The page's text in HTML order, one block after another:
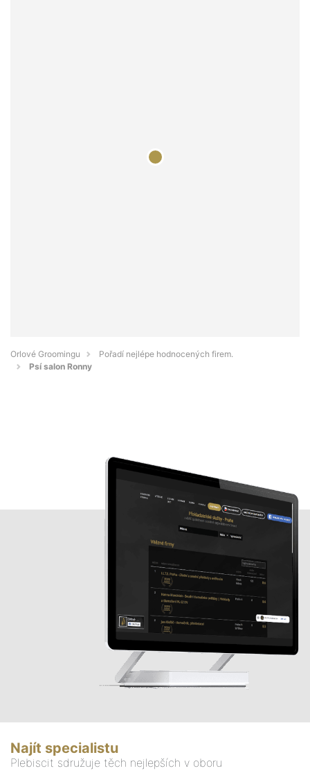
Orlové Groomingu
Pořadí nejlépe hodnocených firem.
Psí salon Ronny
Najít specialistu
Plebiscit sdružuje těch nejlepších v oboru